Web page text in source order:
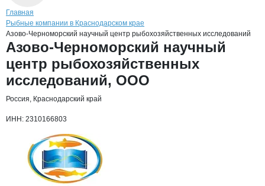
Навигация по сайту
Главная
Рыбные компании в Краснодарском крае
Азово-Черноморский научный центр рыбохозяйственных исследований
Основная информация о компании
Азово-Черноморский научный
центр рыбохозяйственных
исследований, ООО
Россия, Краснодарский край
ИНН: 2310166803